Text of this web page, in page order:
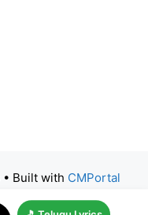
• Built with CMPortal